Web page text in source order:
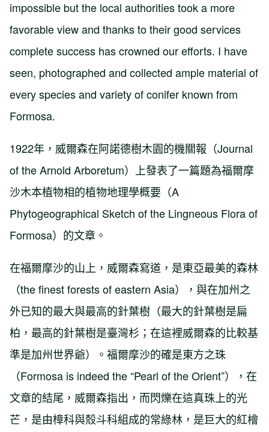
impossible but the local authorities took a more
favorable view and thanks to their good services
complete success has crowned our efforts. I have
seen, photographed and collected ample material of
every species and variety of conifer known from
Formosa.
1922年，威爾森在阿諾德樹木園的機關報（Journal
of the Arnold Arboretum）上發表了一篇題為福爾摩
沙木本植物相的植物地理學概要（A
Phytogeographical Sketch of the Lingneous Flora of
Formosa）的文章。
在福爾摩沙的山上，威爾森寫道，是東亞最美的森林
（the finest forests of eastern Asia），與在加州之
外已知的最大與最高的針葉樹（最大的針葉樹是扁
柏，最高的針葉樹是臺灣杉；在這裡威爾森的比較基
準是加州世界爺）。福爾摩沙的確是東方之珠
（Formosa is indeed the “Pearl of the Orient”），在
文章的結尾，威爾森指出，而閃爍在這真珠上的光
芒，是由樟科與殼斗科組成的常綠林，是巨大的紅檜